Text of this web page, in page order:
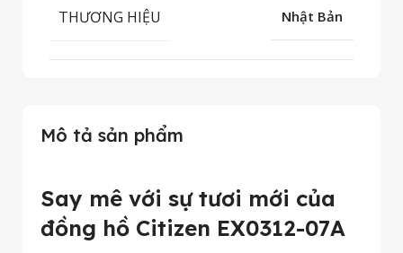
Mô tả sản phẩm
Say mê với sự tươi mới của
đồng hồ Citizen EX0312-07A
THƯƠNG HIỆU Nhật Bản